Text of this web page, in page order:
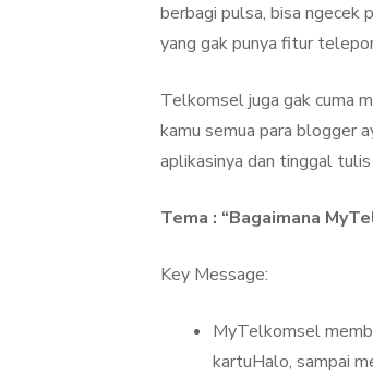
berbagi pulsa, bisa
yang gak punya fitur
Telkomsel juga gak cuma
kamu semua para blogger
aplikasinya dan tinggal
Tema : “Bagaimana
Key Message:
MyTelkomsel
kartuHalo, sampai